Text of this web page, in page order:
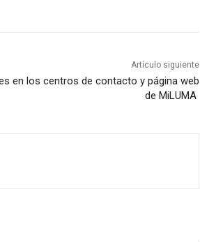
Artículo siguiente
en los centros de contacto y página web
de MiLUMA